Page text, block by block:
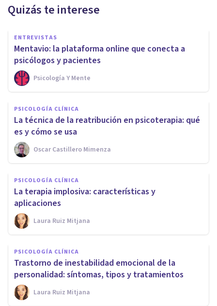
Quizás te interese
ENTREVISTAS
Mentavio: la plataforma online que conecta a
psicólogos y pacientes
Psicología Y Mente
PSICOLOGÍA CLÍNICA
La técnica de la reatribución en psicoterapia: qué
es y cómo se usa
Oscar Castillero Mimenza
PSICOLOGÍA CLÍNICA
La terapia implosiva: características y
aplicaciones
Laura Ruiz Mitjana
PSICOLOGÍA CLÍNICA
Trastorno de inestabilidad emocional de la
personalidad: síntomas, tipos y tratamientos
Laura Ruiz Mitjana